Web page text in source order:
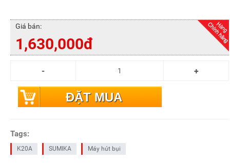
Giá bán:
1,630,000đ
ĐẶT MUA
Tags:
K20A SUMIKA Máy hút bụi